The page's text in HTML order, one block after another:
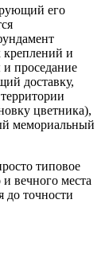
его
креплений и
и проседание
доставку,
цветника),
мемориальный
типовое
вечного места
до точности